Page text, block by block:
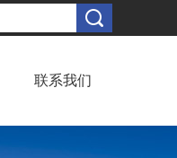
联系我们